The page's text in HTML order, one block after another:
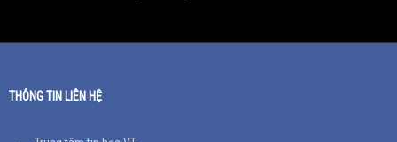
THÔNG TIN LIÊN HỆ